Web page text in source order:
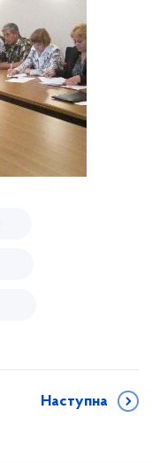
Наступна